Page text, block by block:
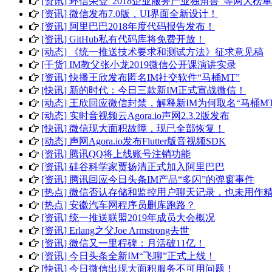
[资讯] 微信发布7.0版，UI界面全新设计！
[资讯] 阿里巴巴2018年度代码报告发布！
[资讯] GitHub私有代码库将免费开放！
[动态] 《统一推送技术要求和测试方法》征求意见稿
[干货] IM教父张小龙2019微信公开课演讲实录
[资讯] 快播王欣发布匿名IM社交软件“马桶MT”
[快讯] 新的时代：今日三款新IM正式宣战微信！
[动态] 王欣回应微信封禁，解释新IM为何取名“马桶
[动态] 实时音视频云Agora.io声网2.3.2版发布
[快讯] 微信现大面积故障，现已全部恢复！
[动态] 声网Agora.io发布Flutter版音视频SDK
[资讯] 腾讯QQ将上线账号注销功能
[资讯] 硅谷科学家贾扬清正式加入阿里巴巴
[资讯] 腾讯回应今日头条IM产品“多闪”的弹窗事件
[热点] 微信否认存储和监控用户聊天记录，也未用作
[热点] 安徽汽车网程序员删库跑路？
[资讯] 统一推送联盟2019年成员大会概况
[资讯] Erlang之父Joe Armstrong去世
[资讯] 微信又一里程碑：月活破11亿！
[资讯] 今日头条全新IM“飞聊”正式上线！
[快讯] 今日微信出现大面积服务不可用问题！